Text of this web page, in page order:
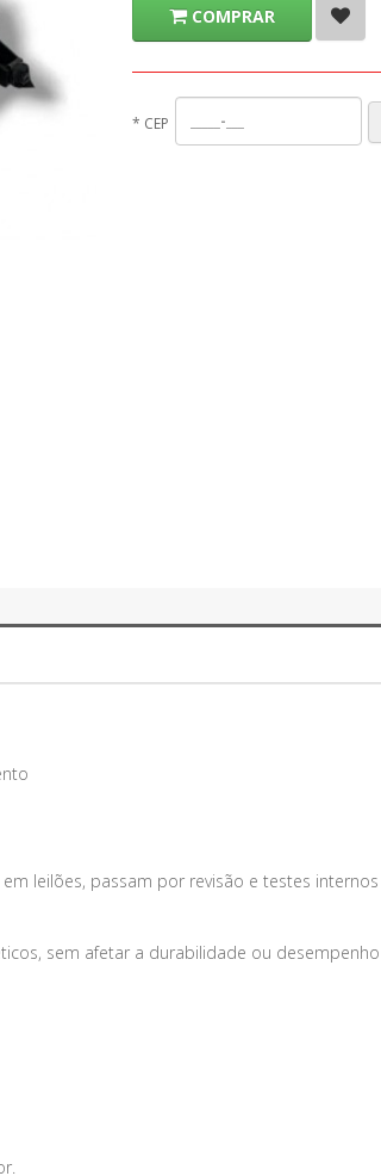
COMPRAR
* CEP
leilões, passam por revisão e testes
sem afetar a durabilidade ou